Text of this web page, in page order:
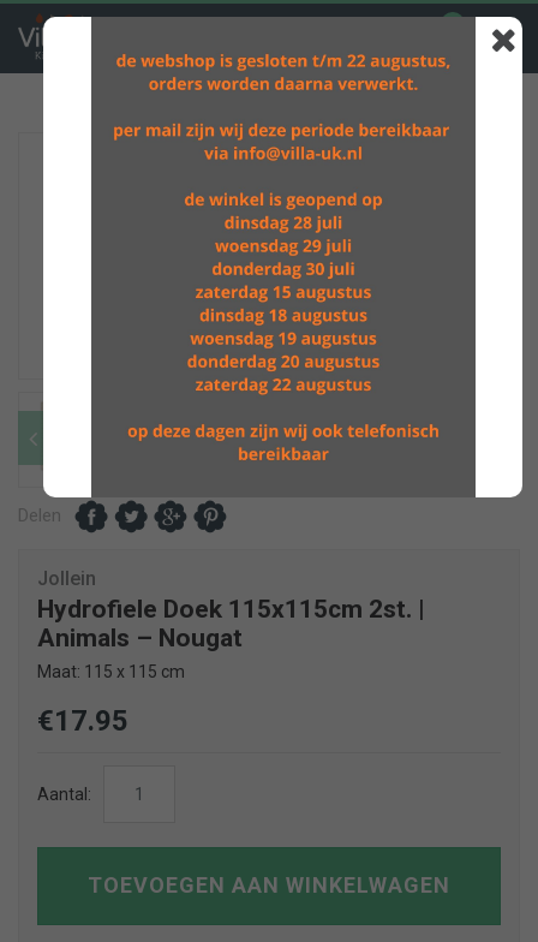
Delen
Jollein
Hydrofiele Doek 115x115cm 2st. |
Animals – Nougat
Maat: 115 x 115 cm
€17.95
Aantal:
115x115cm
2st.
TOEVOEGEN AAN WINKELWAGEN